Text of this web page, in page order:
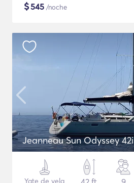
$545 /noche
Jeanneau Sun Odyssey 42i
Yate de vela